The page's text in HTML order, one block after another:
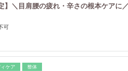
】＼目肩腰の疲れ・辛さの根本ケアに
可
ケア 整体